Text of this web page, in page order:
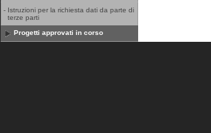
- Istruzioni per la richiesta dati da parte di
terze parti
Progetti approvati in corso